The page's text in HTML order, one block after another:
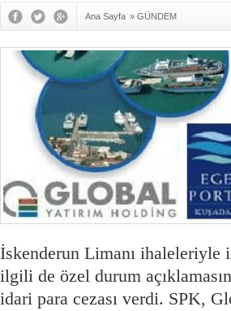
Ana Sayfa » GÜNDEM
İskenderun Limanı
ilgili de özel durum
idari para cezası verdi. SPK,